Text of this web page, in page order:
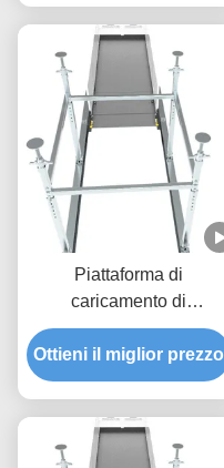
Piattaforma di
caricamento di
costruzione retrattile da
2600 mm anti-corrosione
Ottieni il miglior prezzo